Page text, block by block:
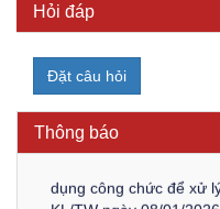
Hỏi đáp
Đặt câu hỏi
Thông báo
Kế hoạch Kiểm tra, sát
Thông báo Về việc triệu
KL/TW ngày 08/01/
dụng công chức để xử